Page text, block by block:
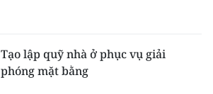
Tạo lập quỹ nhà ở phục vụ giải
phóng mặt bằng